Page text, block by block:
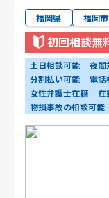
福岡県 福岡市
初回相談無
土日相談可能 夜間
分割払い可能
電話
女性弁護士在籍
在
物損事故の相談可能